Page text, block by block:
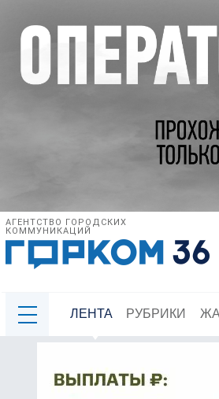
АГЕНТСТВО ГОРОДСКИХ
КОММУНИКАЦИЙ
ЛЕНТА РУБРИКИ